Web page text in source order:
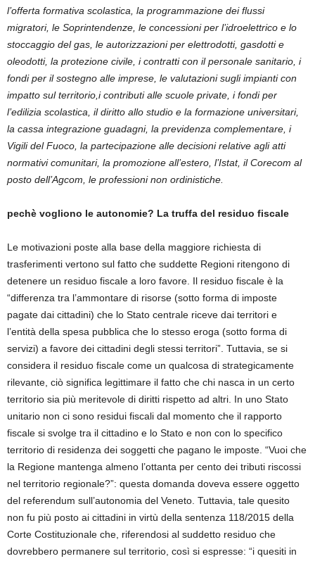
l’offerta formativa scolastica, la programmazione dei flussi
migratori, le Soprintendenze, le concessioni per l’idroelettrico e lo
stoccaggio del gas, le autorizzazioni per elettrodotti, gasdotti e
oleodotti, la protezione civile, i contratti con il personale sanitario, i
fondi per il sostegno alle imprese, le valutazioni sugli impianti con
impatto sul territorio,i contributi alle scuole private, i fondi per
l’edilizia scolastica, il diritto allo studio e la formazione universitari,
la cassa integrazione guadagni, la previdenza complementare, i
Vigili del Fuoco, la partecipazione alle decisioni relative agli atti
normativi comunitari, la promozione all’estero, l’Istat, il Corecom al
posto dell’Agcom, le professioni non ordinistiche.
pechè vogliono le autonomie? La truffa del residuo fiscale
Le motivazioni poste alla base della maggiore richiesta di
trasferimenti vertono sul fatto che suddette Regioni ritengono di
detenere un residuo fiscale a loro favore. Il residuo fiscale è la
“differenza tra l’ammontare di risorse (sotto forma di imposte
pagate dai cittadini) che lo Stato centrale riceve dai territori e
l’entità della spesa pubblica che lo stesso eroga (sotto forma di
servizi) a favore dei cittadini degli stessi territori”. Tuttavia, se si
considera il residuo fiscale come un qualcosa di strategicamente
rilevante, ciò significa legittimare il fatto che chi nasca in un certo
territorio sia più meritevole di diritti rispetto ad altri. In uno Stato
unitario non ci sono residui fiscali dal momento che il rapporto
fiscale si svolge tra il cittadino e lo Stato e non con lo specifico
territorio di residenza dei soggetti che pagano le imposte. “Vuoi che
la Regione mantenga almeno l’ottanta per cento dei tributi riscossi
nel territorio regionale?”: questa domanda doveva essere oggetto
del referendum sull’autonomia del Veneto. Tuttavia, tale quesito
non fu più posto ai cittadini in virtù della sentenza 118/2015 della
Corte Costituzionale che, riferendosi al suddetto residuo che
dovrebbero permanere sul territorio, così si espresse: “i quesiti in